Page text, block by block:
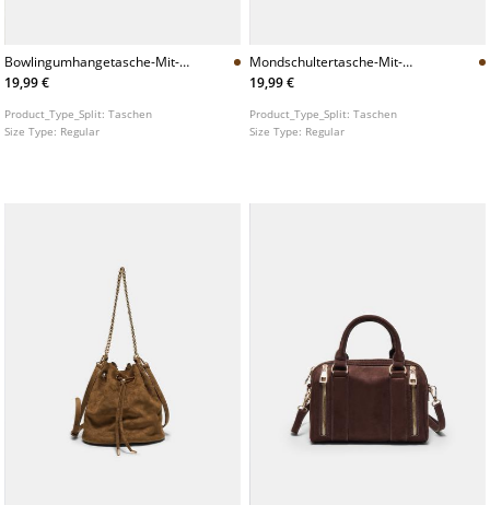
Bowlingumhangetasche-Mit-
Reiverschluss
19,99 €
Product_Type_Split:Taschen
Size Type: Regular
Mondschultertasche-Mit-
Nieten
19,99 €
Product_Type_Split:Taschen
Size Type: Regular